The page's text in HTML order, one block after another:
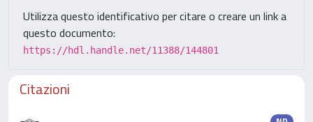
Utilizza questo identificativo per citare o creare un link a
questo documento:
https://hdl.handle.net/11388/144801
Citazioni